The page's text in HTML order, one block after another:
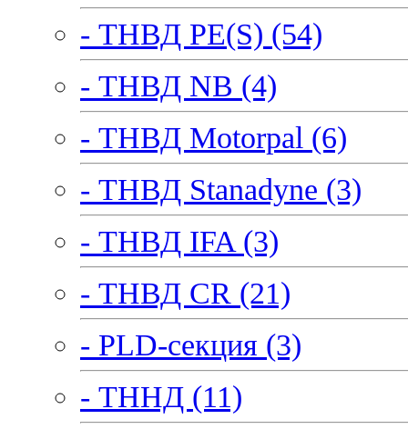
- ТНВД PE(S) (54)
- ТНВД NB (4)
- ТНВД Motorpal (6)
- ТНВД Stanadyne (3)
- ТНВД IFA (3)
- ТНВД CR (21)
- PLD-секция (3)
- ТННД (11)